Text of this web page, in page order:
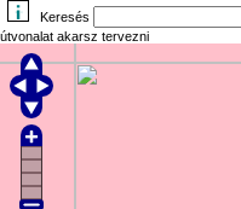
Keresés
útvonalat akarsz tervezni